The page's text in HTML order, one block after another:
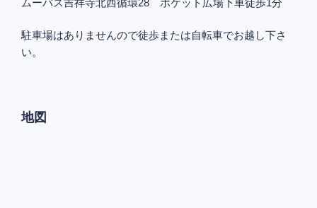
駐車場はありませんので徒歩または自転車でお越し下さ
い。
地図